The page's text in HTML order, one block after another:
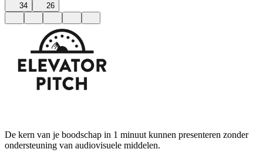
34 26
De kern van je boodschap in 1 minuut kunnen presenteren zonder
ondersteuning van audiovisuele middelen.